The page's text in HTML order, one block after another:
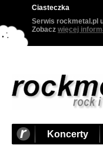
Ciasteczka
Serwis rockmetal.pl
Zobacz więcej
Koncerty